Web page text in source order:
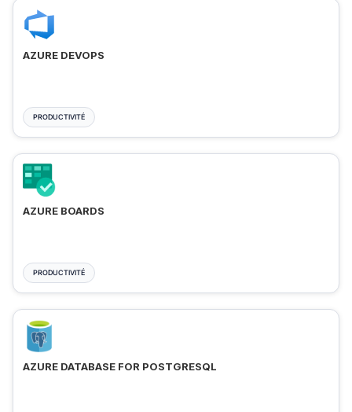
AZURE DEVOPS
PRODUCTIVITÉ
AZURE BOARDS
PRODUCTIVITÉ
AZURE DATABASE FOR POSTGRESQL